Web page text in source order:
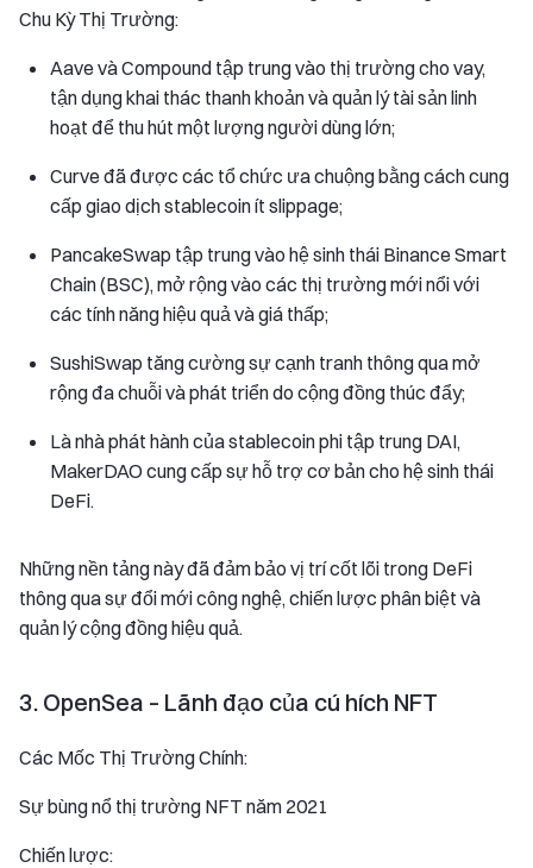
Chu Kỳ Thị Trường:
Aave và Compound tập trung vào thị trường cho vay,
tận dụng khai thác thanh khoản và quản lý tài sản linh
hoạt để thu hút một lượng người dùng lớn;
Curve đã được các tổ chức ưa chuộng bằng cách cung
cấp giao dịch stablecoin ít slippage;
PancakeSwap tập trung vào hệ sinh thái Binance Smart
Chain (BSC), mở rộng vào các thị trường mới nổi với
các tính năng hiệu quả và giá thấp;
SushiSwap tăng cường sự cạnh tranh thông qua mở
rộng đa chuỗi và phát triển do cộng đồng thúc đẩy;
Là nhà phát hành của stablecoin phi tập trung DAI,
MakerDAO cung cấp sự hỗ trợ cơ bản cho hệ sinh thái
DeFi.
Những nền tảng này đã đảm bảo vị trí cốt lõi trong DeFi
thông qua sự đổi mới công nghệ, chiến lược phân biệt và
quản lý cộng đồng hiệu quả.
3. OpenSea – Lãnh đạo của cú hích NFT
Các Mốc Thị Trường Chính:
Sự bùng nổ thị trường NFT năm 2021
Chiến lược: